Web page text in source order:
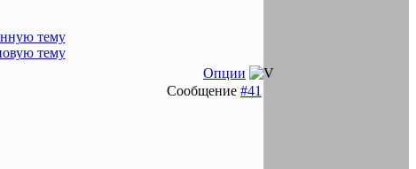
Опции
Сообщение #41